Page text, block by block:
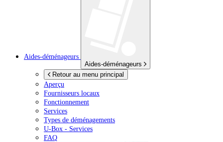
Aides-déménageurs
Aides-déménageurs
Retour au menu principal
Aperçu
Fournisseurs locaux
Fonctionnement
Services
Types de déménagements
U-Box - Services
FAQ